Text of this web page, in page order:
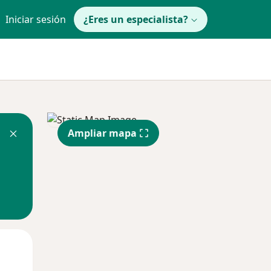
Iniciar sesión ¿Eres un especialista?
Ampliar mapa